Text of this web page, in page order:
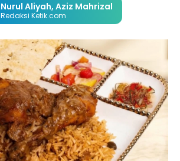
Nurul Aliyah, Aziz Mahrizal
Redaksi Ketik.com